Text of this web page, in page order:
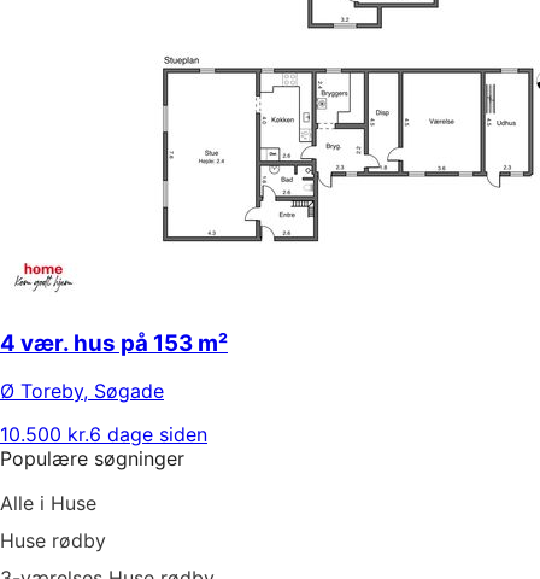
4 vær. hus på 153 m²
Ø Toreby, Søgade
10.500 kr.6 dage siden
Populære søgninger
Alle i Huse
Huse rødby